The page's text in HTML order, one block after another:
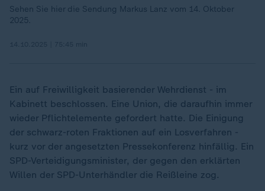
Sehen Sie hier die Sendung Markus Lanz vom 14. Oktober
2025.
Ein auf Freiwilligkeit basierender Wehrdienst - im
Kabinett beschlossen. Eine Union, die daraufhin immer
wieder Pflichtelemente gefordert hatte. Die Einigung
der schwarz-roten Fraktionen auf ein Losverfahren -
kurz vor der angesetzten Pressekonferenz hinfällig. Ein
SPD-Verteidigungsminister, der gegen den erklärten
Willen der SPD-Unterhändler die Reißleine zog.